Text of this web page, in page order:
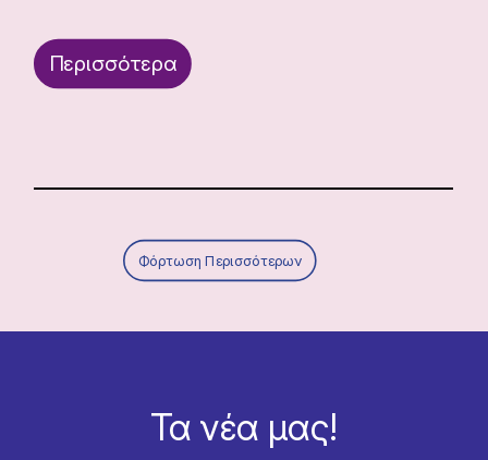
Περισσότερα
Φόρτωση Περισσότερων
Τα νέα μας!